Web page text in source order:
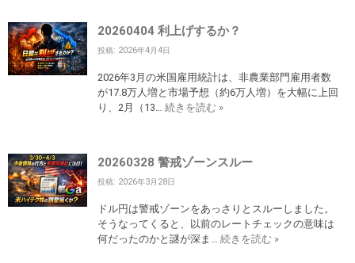
20260404 利上げするか？
投稿: 2026年4月4日
2026年3月の米国雇用統計は、非農業部門雇用者数
が17.8万人増と市場予想（約6万人増）を大幅に上回
り、2月（13… 続きを読む »
20260328 警戒ゾーンスルー
投稿: 2026年3月28日
ドル円は警戒ゾーンをあっさりとスルーしました。
そうなってくると、以前のレートチェックの意味は
何だったのかと謎が深ま… 続きを読む »